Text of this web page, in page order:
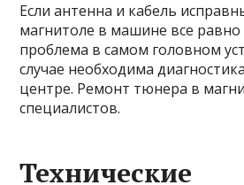
Если антенна и кабель
магнитоле в машине все равно
проблема в самом головном
случае необходима
центре. Ремонт тюнера в
специалистов.
Технические